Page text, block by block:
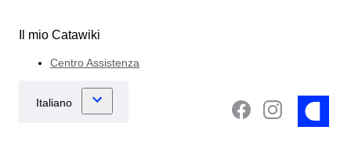
Il mio Catawiki
Centro Assistenza